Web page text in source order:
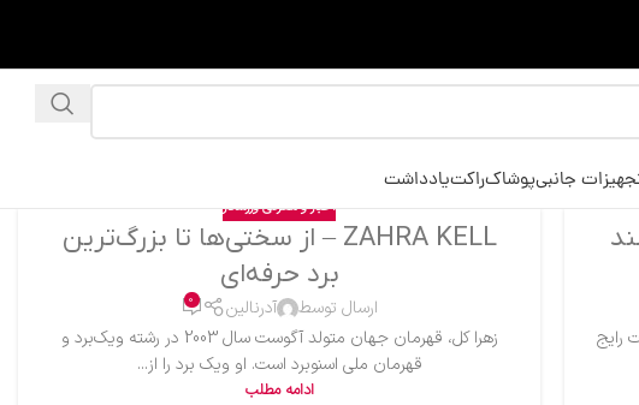
جانبیپوشاکراکتیادداشت
رایج
اخبار و معرفی ورزشکار
ZAHRA KELL – از سختی‌ها تا بزرگ‌ترین
برد حرفه‌ای
ارسال توسط آدرنالین 0
زهرا کل، قهرمان جهان متولد آگوست سال 2003 در رشته ویک‌برد و
قهرمان ملی اسنوبرد است. او ویک برد را از...
ادامه مطلب